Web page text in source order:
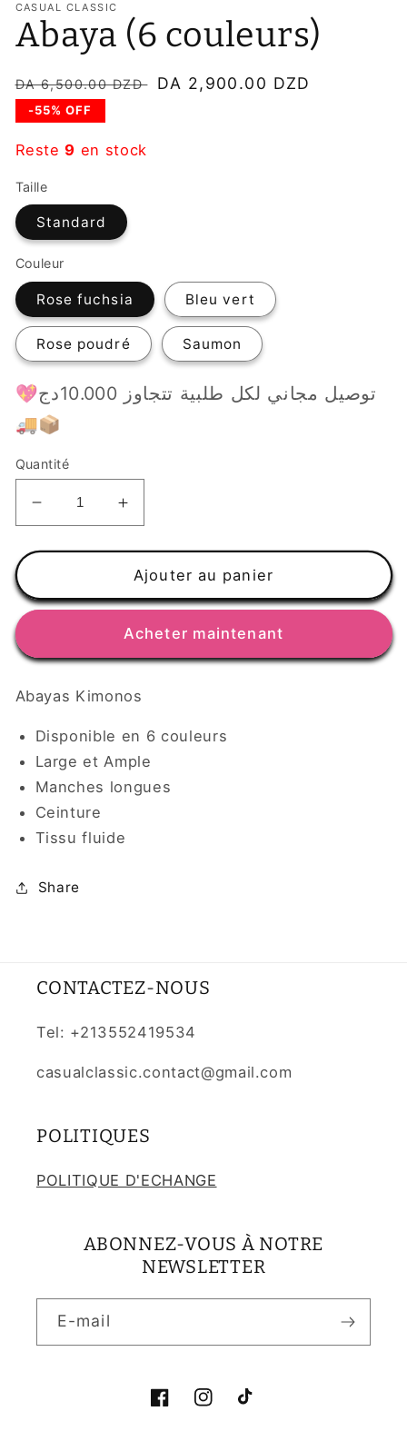
CASUAL CLASSIC
Abaya (6 couleurs)
Prix
habituel
DA 6,500.00 DZD
Prix
DA 2,900.00 DZD
-55% OFF
Reste 9 en stock
Taille
Standard
Couleur
Rose fuchsia Bleu vert
Rose poudré Saumon
💖توصيل مجاني لكل طلبية تتجاوز 10.000دج
🚚📦
Quantité
Réduire
la
quantité
Abaya
(6
Augmenter
la
quantité
de
Abaya
(6
couleurs)
Ajouter au panier
Acheter maintenant
Abayas Kimonos
Disponible en 6 couleurs
Large et Ample
Manches longues
Ceinture
Tissu fluide
Share
CONTACTEZ-NOUS
Tel: +213552419534
casualclassic.contact@gmail.com
POLITIQUES
POLITIQUE D'ECHANGE
ABONNEZ-VOUS À NOTRE
NEWSLETTER
E-mail
FacebookInstagramTikTok